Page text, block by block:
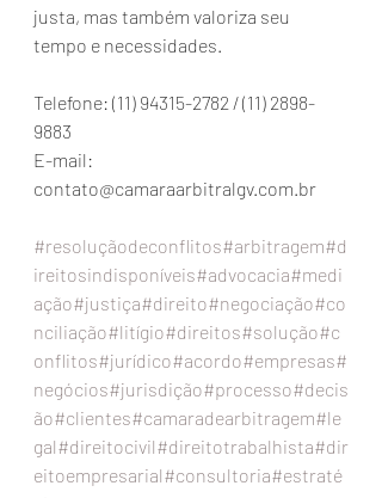
justa, mas também valoriza seu
tempo e necessidades.
Telefone: (11) 94315-2782 / (11) 2898-
9883
E-mail:
contato@camaraarbitralgv.com.br
#resoluçãodeconflitos#arbitragem#d
ireitosindisponíveis#advocacia#medi
ação#justiça#direito#negociação#co
nciliação#litígio#direitos#solução#c
onflitos#jurídico#acordo#empresas#
negócios#jurisdição#processo#decis
ão#clientes#camaradearbitragem#le
gal#direitocivil#direitotrabalhista#dir
eitoempresarial#consultoria#estraté